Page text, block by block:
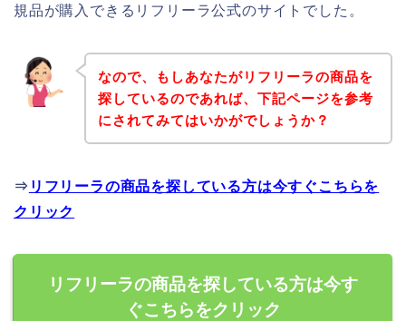
規品が購入できるリフリーラ公式のサイトでした。
なので、もしあなたがリフリーラの商品を
探しているのであれば、下記ページを参考
にされてみてはいかがでしょうか？
⇒ リフリーラの商品を探している方は今すぐこちらを
クリック
リフリーラの商品を探している方は今す
ぐこちらをクリック